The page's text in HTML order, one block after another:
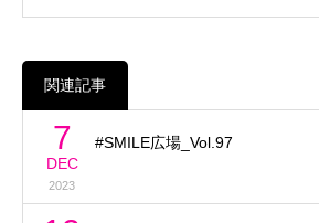
関連記事
7
DEC
2023
#SMILE広場_Vol.97